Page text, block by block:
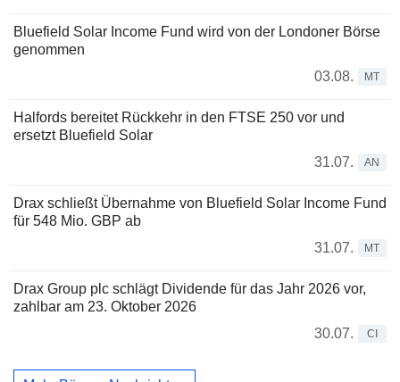
Bluefield Solar Income Fund wird von der Londoner Börse
genommen
03.08.
MT
Halfords bereitet Rückkehr in den FTSE 250 vor und
ersetzt Bluefield Solar
31.07.
AN
Drax schließt Übernahme von Bluefield Solar Income Fund
für 548 Mio. GBP ab
31.07.
MT
Drax Group plc schlägt Dividende für das Jahr 2026 vor,
zahlbar am 23. Oktober 2026
30.07.
CI